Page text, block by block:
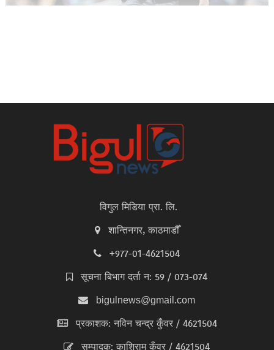
विगुल मिडिया प्रा. लि.
शान्तिनगर, काठमाडौँ
+977-01-4621504
सूचना बिभाग दर्ता न: 59 / 073-074
bigulnews@gmail.com
प्रकाशक: नविन चन्द्र कुँवर / 4621504